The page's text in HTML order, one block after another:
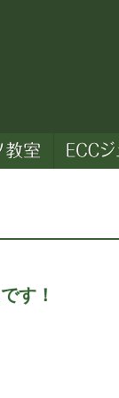
す！